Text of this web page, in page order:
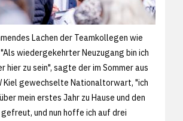
Lachen der Teamkollegen wie
wiedergekehrter Neuzugang bin ich
hier zu sein", sagte der im Sommer aus
Kiel gewechselte Nationaltorwart, "ich
mein erstes Jahr zu Hause und den
und nun hoffe ich auf drei